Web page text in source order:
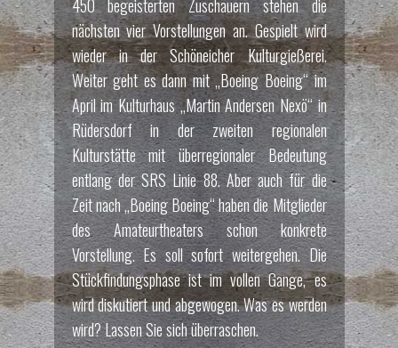
450 begeisterten Zuschauern stehen die
nächsten vier Vorstellungen an. Gespielt wird
wieder in der Schöneicher Kulturgießerei.
Weiter geht es dann mit „Boeing Boeing“ im
April im Kulturhaus „Martin Andersen Nexö“ in
Rüdersdorf in der zweiten regionalen
Kulturstätte mit überregionaler Bedeutung
entlang der SRS Linie 88. Aber auch für die
Zeit nach „Boeing Boeing“ haben die Mitglieder
des Amateurtheaters schon konkrete
Vorstellung. Es soll sofort weitergehen. Die
Stückfindungsphase ist im vollen Gange, es
wird diskutiert und abgewogen. Was es werden
wird? Lassen Sie sich überraschen.